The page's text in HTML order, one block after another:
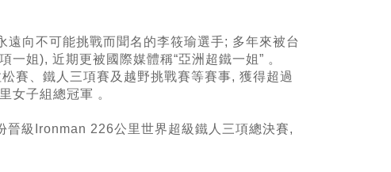
向不可能挑戰而聞名的李筱瑜選手; 多年來被台
一姐), 近期更被國際媒體稱“亞洲超鐵一姐” 。
賽、鐵人三項賽及越野挑戰賽等賽事, 獲得超過
女子組總冠軍 。
級Ironman 226公里世界超級鐵人三項總決賽,